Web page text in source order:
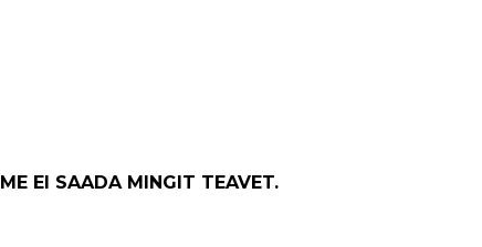
EI SAADA MINGIT TEAVET.